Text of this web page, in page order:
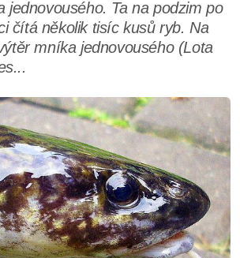
jednovousého. Ta na podzim po
čítá několik tisíc kusů ryb. Na
mníka jednovousého (Lota